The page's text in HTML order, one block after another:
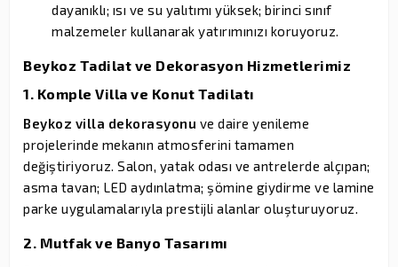
dayanıklı; ısı ve su yalıtımı yüksek; birinci sınıf
malzemeler kullanarak yatırımınızı koruyoruz.
Beykoz Tadilat ve Dekorasyon Hizmetlerimiz
1. Komple Villa ve Konut Tadilatı
Beykoz villa dekorasyonu ve daire yenileme
projelerinde mekanın atmosferini tamamen
değiştiriyoruz. Salon, yatak odası ve antrelerde alçıpan;
asma tavan; LED aydınlatma; şömine giydirme ve lamine
parke uygulamalarıyla prestijli alanlar oluşturuyoruz.
2. Mutfak ve Banyo Tasarımı